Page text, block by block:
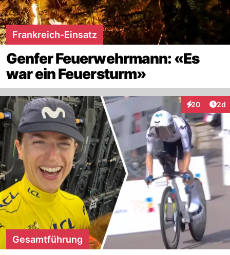
Frankreich-Einsatz
Genfer Feuerwehrmann: «Es
war ein Feuersturm»
20
Interaktionen
2d
Gesamtführung